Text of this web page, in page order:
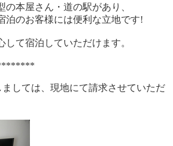
の本屋さん・道の駅があり、
泊のお客様には便利な立地です!
て宿泊していただけます。
しては、現地にて請求させていただ